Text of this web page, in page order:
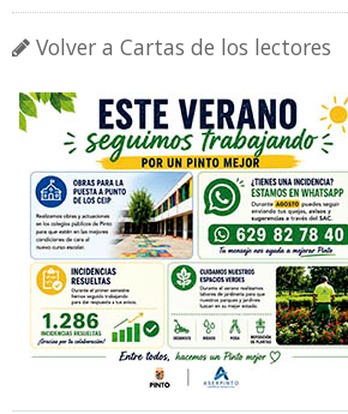
Volver a Cartas de los lectores